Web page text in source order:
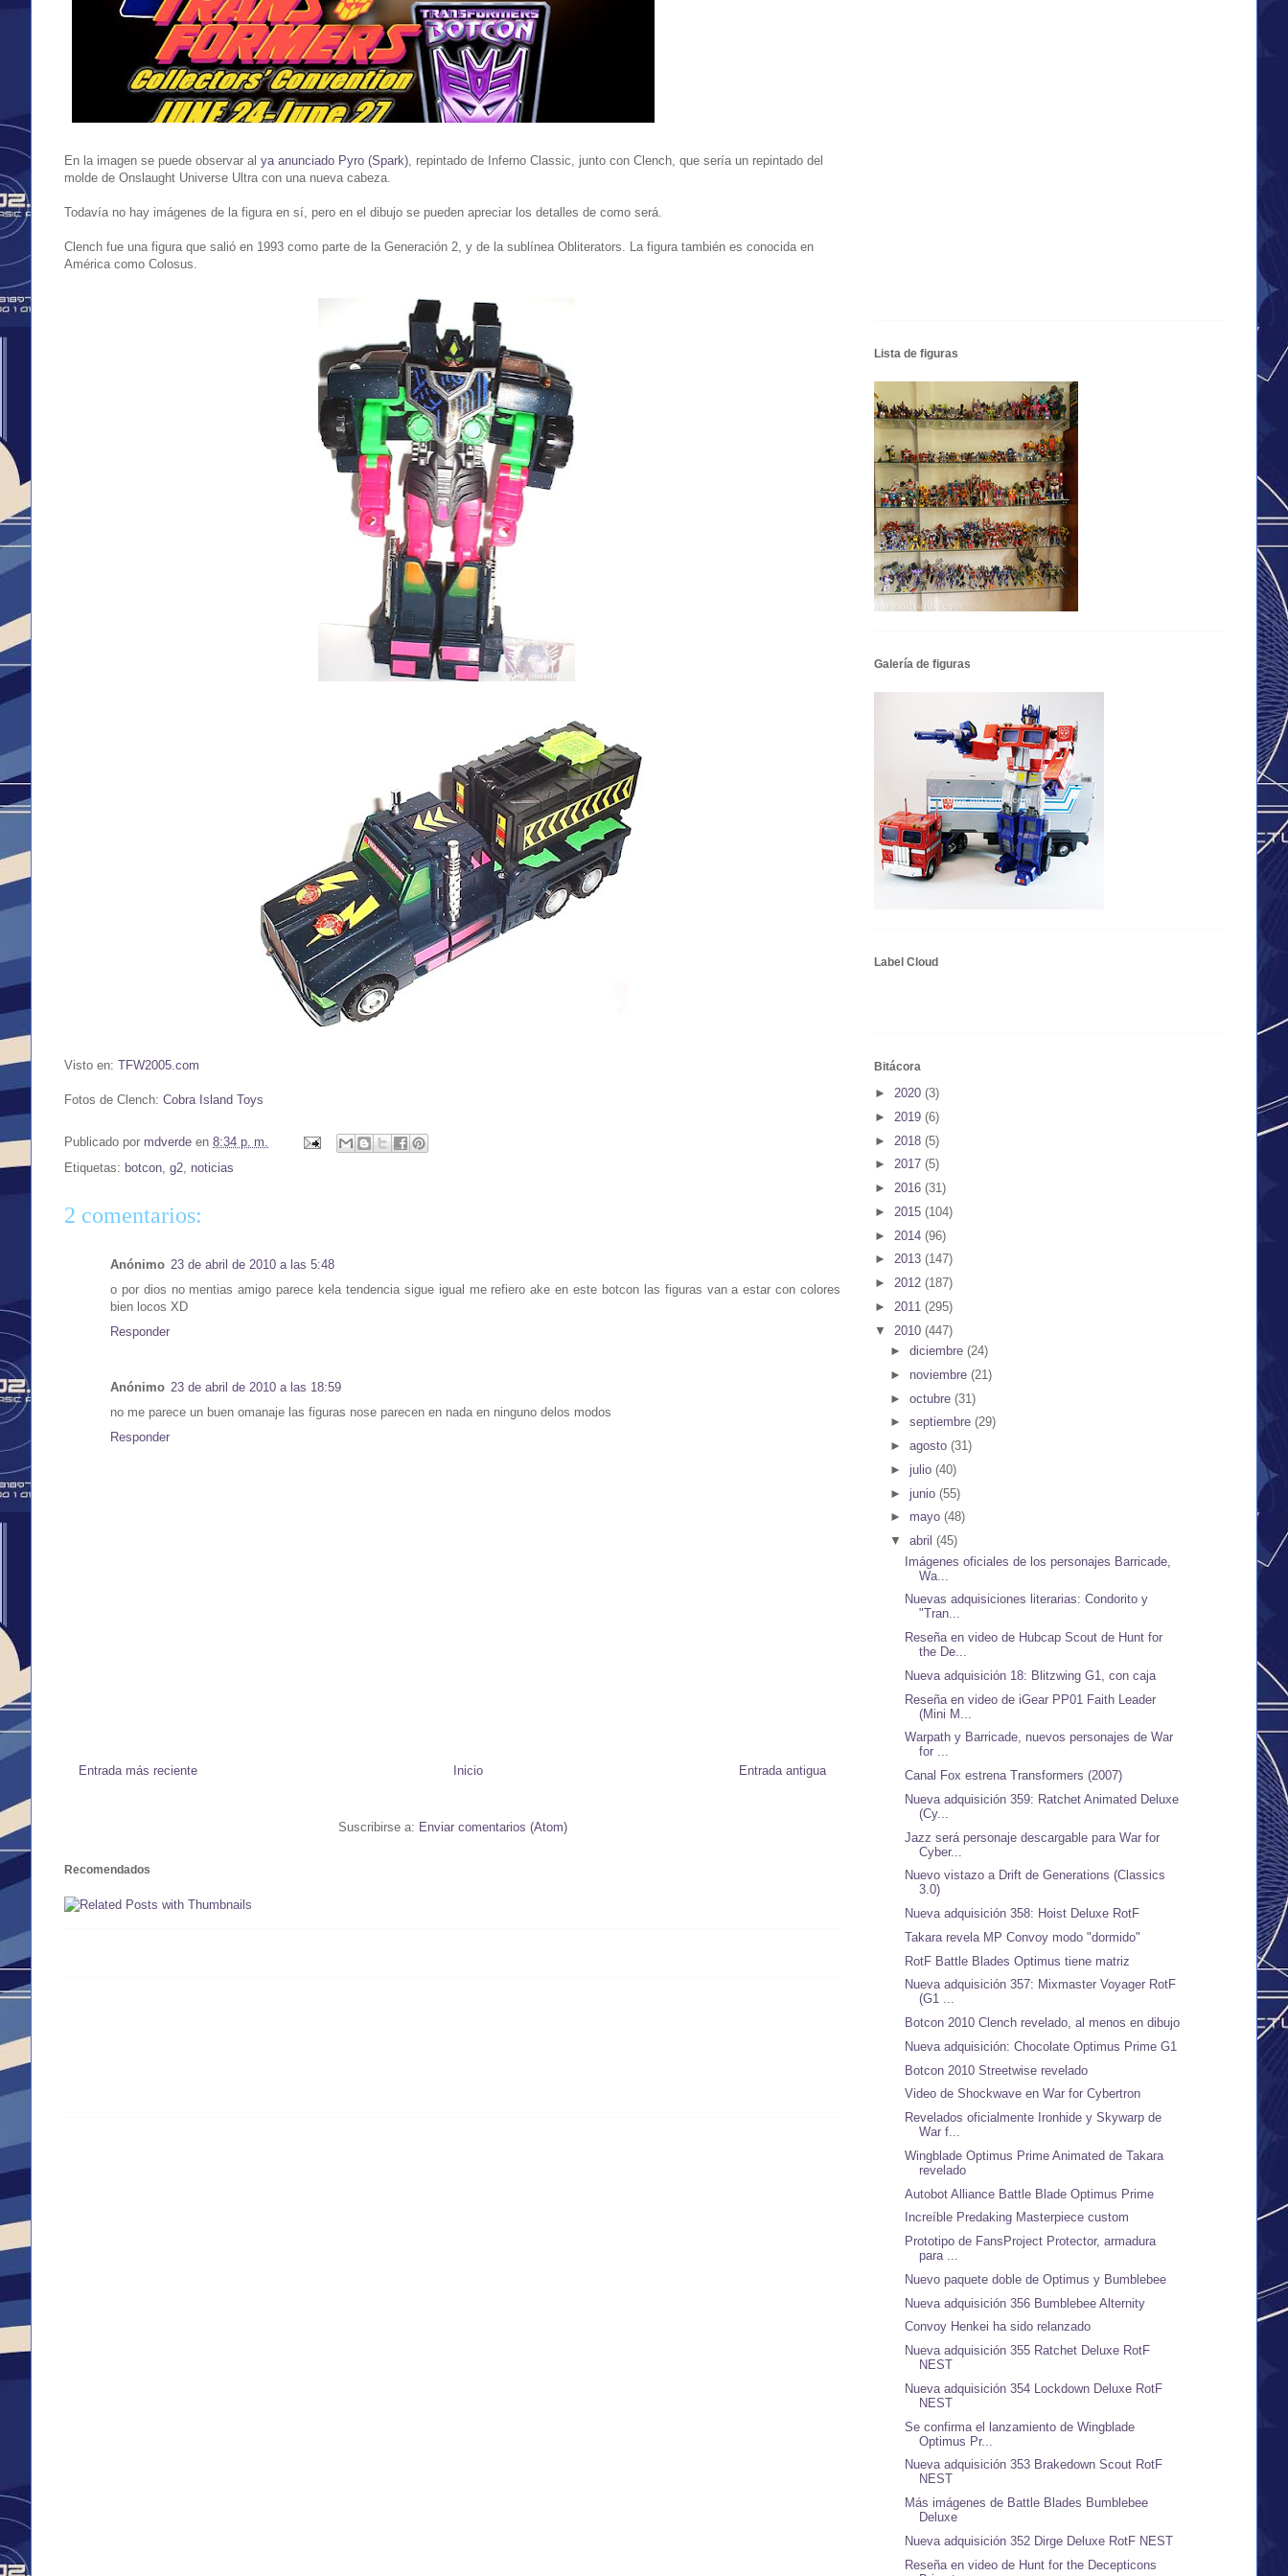
En la imagen se puede observar al ya anunciado Pyro (Spark) , repintado de Inferno Classic, junto con Clench, que sería un repintado del
molde de Onslaught Universe Ultra con una nueva cabeza.
Todavía no hay imágenes de la figura en sí, pero en el dibujo se pueden apreciar los detalles de como será.
Clench fue una figura que salió en 1993 como parte de la Generación 2, y de la sublínea Obliterators. La figura también es conocida en
América como Colosus.
Visto en: TFW2005.com
Fotos de Clench: Cobra Island Toys
Publicado por mdverde en 8:34 p. m.
Etiquetas: botcon g2 noticias
2 comentarios:
Anónimo 23 de abril de 2010 a las 5:48
o por dios no mentias amigo parece kela tendencia sigue igual me refiero ake en este botcon las figuras van a estar con colores
bien locos XD
Responder
Anónimo 23 de abril de 2010 a las 18:59
no me parece un buen omanaje las figuras nose parecen en nada en ninguno delos modos
Responder
Entrada más reciente Entrada antigua
Inicio
Suscribirse a: Enviar comentarios (Atom)
Recomendados
Lista de figuras
Galería de figuras
Label Cloud
Bitácora
► 2020 (3)
► 2019 (6)
► 2018 (5)
► 2017 (5)
► 2016 (31)
► 2015 (104)
► 2014 (96)
► 2013 (147)
► 2012 (187)
► 2011 (295)
▼ 2010 (447)
► diciembre (24)
► noviembre (21)
► octubre (31)
► septiembre (29)
► agosto (31)
► julio (40)
► junio (55)
► mayo (48)
▼ abril (45)
Imágenes oficiales de los personajes Barricade,
Wa...
Nuevas adquisiciones literarias: Condorito y
"Tran...
Reseña en video de Hubcap Scout de Hunt for
the De...
Nueva adquisición 18: Blitzwing G1, con caja
Reseña en video de iGear PP01 Faith Leader
(Mini M...
Warpath y Barricade, nuevos personajes de War
for ...
Canal Fox estrena Transformers (2007)
Nueva adquisición 359: Ratchet Animated Deluxe
(Cy...
Jazz será personaje descargable para War for
Cyber...
Nuevo vistazo a Drift de Generations (Classics
3.0)
Nueva adquisición 358: Hoist Deluxe RotF
Takara revela MP Convoy modo "dormido"
RotF Battle Blades Optimus tiene matriz
Nueva adquisición 357: Mixmaster Voyager RotF
(G1 ...
Botcon 2010 Clench revelado, al menos en dibujo
Nueva adquisición: Chocolate Optimus Prime G1
Botcon 2010 Streetwise revelado
Video de Shockwave en War for Cybertron
Revelados oficialmente Ironhide y Skywarp de
War f...
Wingblade Optimus Prime Animated de Takara
revelado
Autobot Alliance Battle Blade Optimus Prime
Increíble Predaking Masterpiece custom
Prototipo de FansProject Protector, armadura
para ...
Nuevo paquete doble de Optimus y Bumblebee
Nueva adquisición 356 Bumblebee Alternity
Convoy Henkei ha sido relanzado
Nueva adquisición 355 Ratchet Deluxe RotF
NEST
Nueva adquisición 354 Lockdown Deluxe RotF
NEST
Se confirma el lanzamiento de Wingblade
Optimus Pr...
Nueva adquisición 353 Brakedown Scout RotF
NEST
Más imágenes de Battle Blades Bumblebee
Deluxe
Nueva adquisición 352 Dirge Deluxe RotF NEST
Reseña en video de Hunt for the Decepticons